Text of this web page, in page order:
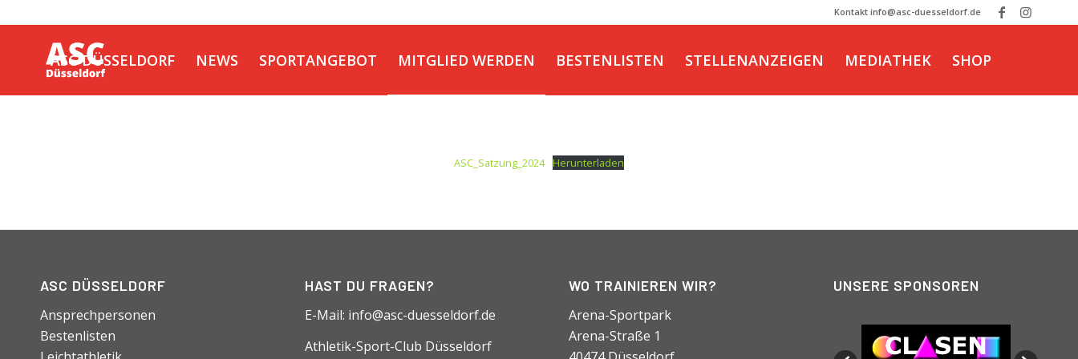
Kontakt info@asc-duesseldorf.de
ASC DÜSSELDORF NEWS SPORTANGEBOT MITGLIED WERDEN BESTENLISTEN STELLENANZEIGEN MEDIATHEK SHOP
ASC_Satzung_2024 Herunterladen
ASC DÜSSELDORF
Ansprechpersonen
Bestenlisten
HAST DU FRAGEN?
E-Mail: info@asc-duesseldorf.de
Athletik-Sport-Club Düsseldorf
WO TRAINIEREN WIR?
Arena-Sportpark
Arena-Straße 1
UNSERE SPONSOREN